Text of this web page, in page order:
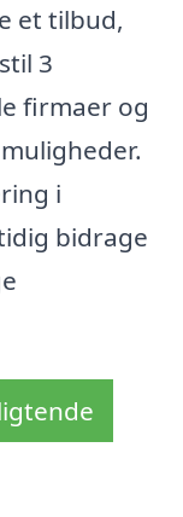
et tilbud,
3
firmaer og
i
bidrage